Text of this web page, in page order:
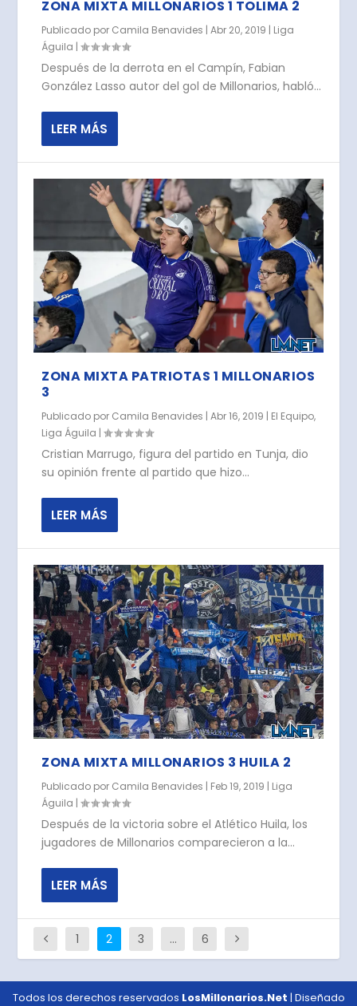
ZONA MIXTA MILLONARIOS 1 TOLIMA 2
Publicado por Camila Benavides |Abr 20, 2019 | Liga
Águila |
Después de la derrota en el Campín, Fabian
González Lasso autor del gol de Millonarios, habló...
LEER MÁS
ZONA MIXTA PATRIOTAS 1 MILLONARIOS
3
Publicado por Camila Benavides |Abr 16, 2019 | El Equipo,
Liga Águila |
Cristian Marrugo, figura del partido en Tunja, dio
su opinión frente al partido que hizo...
LEER MÁS
ZONA MIXTA MILLONARIOS 3 HUILA 2
Publicado por Camila Benavides | Feb 19, 2019 | Liga
Águila |
Después de la victoria sobre el Atlético Huila, los
jugadores de Millonarios comparecieron a la...
LEER MÁS
1 2 3 … 6
Todos los derechos reservados LosMillonarios.Net | Diseñado